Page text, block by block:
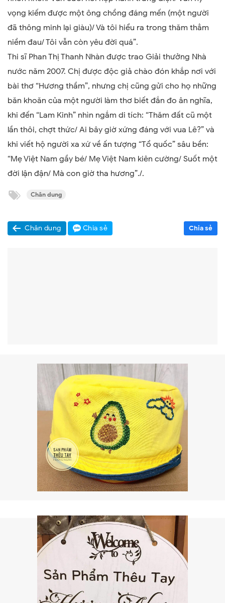
vọng kiếm được một ông chồng đáng mến (một người
đã thông minh lại giàu)/ Và tôi hiểu ra trong thăm thẳm
niềm đau/ Tôi vẫn còn yêu đời quá”.
Thi sĩ Phan Thị Thanh Nhàn được trao Giải thưởng Nhà
nước năm 2007. Chị được độc giả chào đón khắp nơi với
bài thơ “Hương thầm”, nhưng chị cũng gửi cho họ những
băn khoăn của một người làm thơ biết đắn đo ân nghĩa,
khi đến “Lam Kinh” nhìn ngắm di tích: “Thăm đất cũ một
lần thôi, chợt thức/ Ai bây giờ xứng đáng với vua Lê?” và
khi viết hộ người xa xứ về ấn tượng “Tổ quốc” sâu bền:
“Mẹ Việt Nam gầy bé/ Mẹ Việt Nam kiên cường/ Suốt một
đời lận đận/ Mà con giờ tha hương”./.
Chân dung
Chân dung Chia sẻ Chia sẻ